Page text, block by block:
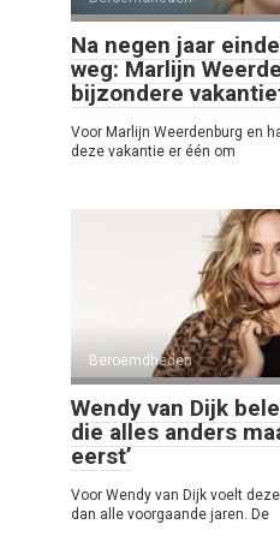
Na negen jaar
weg: Marlijn
bijzondere
Voor Marlijn Weerdenburg en
deze vakantie er één om
Beroemdheden
Wendy van Dijk
die alles anders
eerst’
Voor Wendy van Dijk voelt
dan alle voorgaande jaren. De